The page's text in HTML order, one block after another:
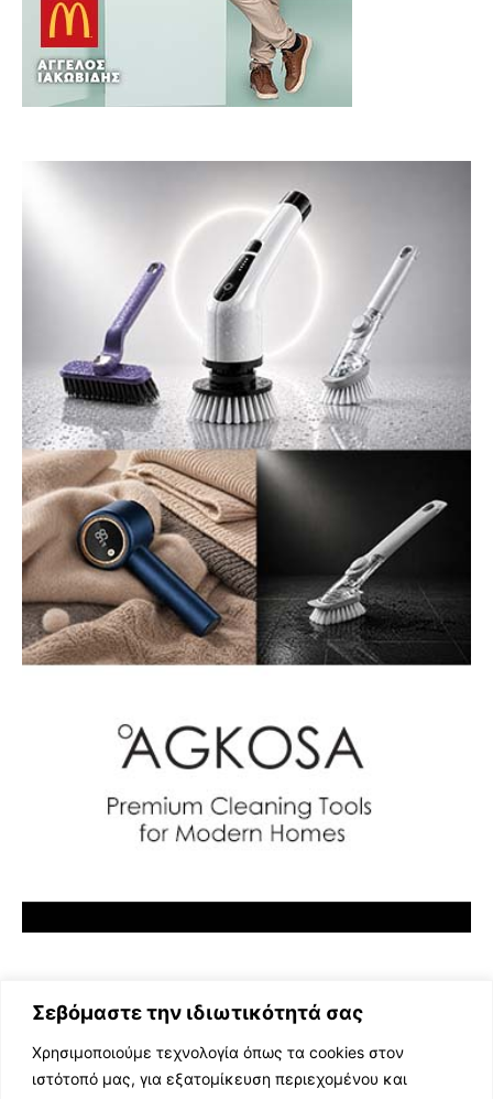
Σεβόμαστε την ιδιωτικότητά σας
Χρησιμοποιούμε τεχνολογία όπως τα cookies στον
ιστότοπό μας, για εξατομίκευση περιεχομένου και